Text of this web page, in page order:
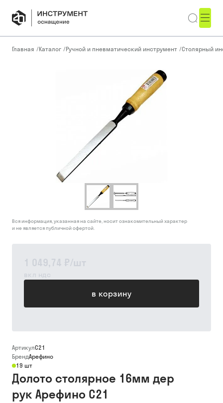
Главная /Каталог /Ручной и пневматический инструмент /Столярный
1 049,74 ₽/шт
вкл ндс
в корзину
Вся информация, указанная на сайте, носит ознакомительный характер
и не является публичной офертой.
АртикулС21
БрендАрефино
19 шт
Долото столярное 16мм дер
рук Арефино С21